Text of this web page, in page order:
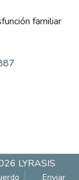
familiar
LYRASIS
Enviar